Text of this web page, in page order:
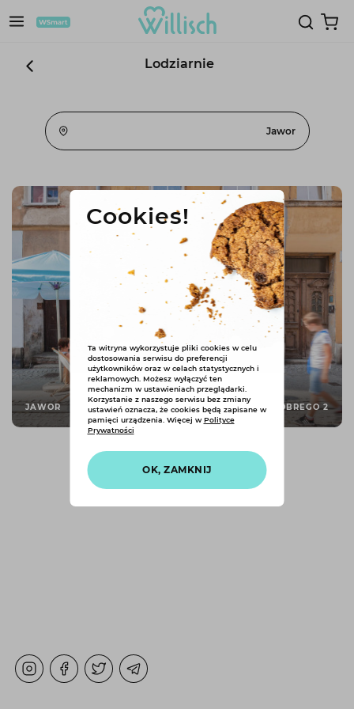
Lodziarnie
Jawor
JAWOR CHROBREGO 2
Cookies!
Ta witryna wykorzystuje pliki cookies w celu
dostosowania serwisu do preferencji
użytkowników oraz w celach statystycznych i
reklamowych. Możesz wyłączyć ten
mechanizm w ustawieniach przeglądarki.
Korzystanie z naszego serwisu bez zmiany
ustawień oznacza, że cookies będą zapisane w
pamięci urządzenia. Więcej wPolityce
Prywatności
OK, ZAMKNIJ